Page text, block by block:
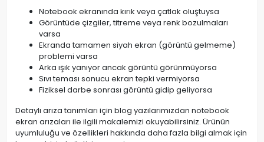
Notebook ekranında kırık veya çatlak oluştuysa
Görüntüde çizgiler, titreme veya renk bozulmaları
varsa
Ekranda tamamen siyah ekran (görüntü gelmeme)
problemi varsa
Arka ışık yanıyor ancak görüntü görünmüyorsa
Sıvı teması sonucu ekran tepki vermiyorsa
Fiziksel darbe sonrası görüntü gidip geliyorsa
Detaylı arıza tanımları için blog yazılarımızdan notebook
ekran arızaları ile ilgili makalemizi okuyabilirsiniz. Ürünün
uyumluluğu ve özellikleri hakkında daha fazla bilgi almak için